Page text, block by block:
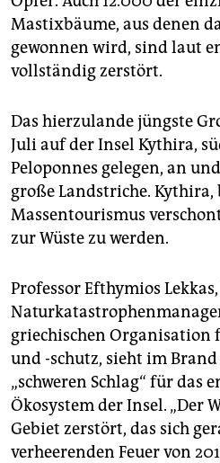
Mastixbäume, aus denen
gewonnen wird, sind laut
vollständig zerstört.
Das hierzulande jüngste
Juli auf der Insel Kythira,
Peloponnes gelegen, an
große Landstriche. Kythira,
Massentourismus
zur Wüste zu werden.
Professor Efthymios
griechischen Organisation
und -schutz, sieht im
„schweren Schlag“ für das
Ökosystem der Insel. „Der
Gebiet zerstört, das sich
verheerenden Feuer von